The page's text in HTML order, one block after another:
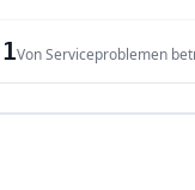
1Von Serviceproblemen